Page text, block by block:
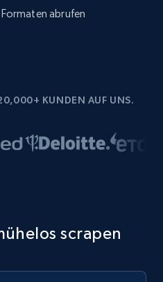
abrufen
KUNDEN AUF UNS.
scrapen